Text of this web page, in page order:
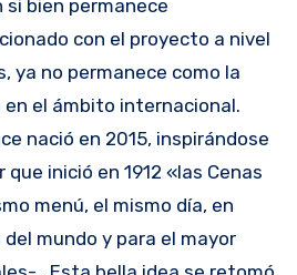
si bien permanece
con el proyecto a nivel
ya no permanece como la
el ámbito internacional.
nació en 2015, inspirándose
inició en 1912 «las Cenas
menú, el mismo día, en
mundo y para el mayor